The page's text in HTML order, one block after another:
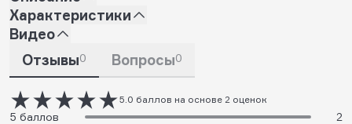
Характеристики
Видео
Отзывы0 Вопросы0
5.0 баллов на основе 2 оценок
5 баллов
2